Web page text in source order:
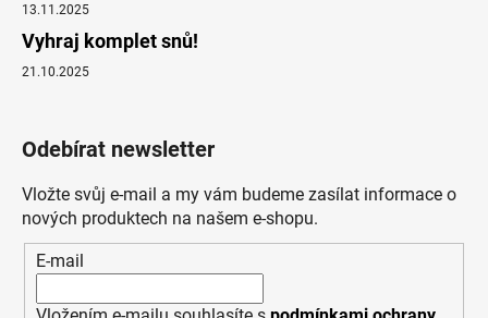
13.11.2025
Vyhraj komplet snů!
21.10.2025
Odebírat newsletter
Vložte svůj e-mail a my vám budeme zasílat informace o
nových produktech na našem e-shopu.
E-mail